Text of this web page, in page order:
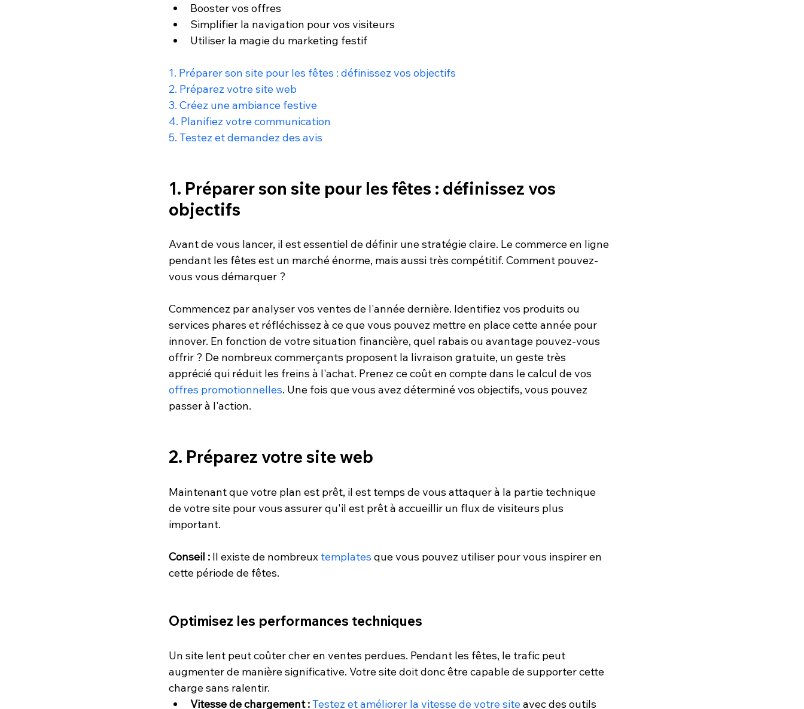
Booster vos offres
Simplifier la navigation pour vos visiteurs
Utiliser la magie du marketing festif
1. Préparer son site pour les fêtes : définissez vos objectifs
2. Préparez votre site web
3. Créez une ambiance festive
4. Planifiez votre communication
5. Testez et demandez des avis
1. Préparer son site pour les fêtes : définissez vos
objectifs
Avant de vous lancer, il est essentiel de définir une stratégie claire. Le commerce en ligne
pendant les fêtes est un marché énorme, mais aussi très compétitif. Comment pouvez-
vous vous démarquer ?
Commencez par analyser vos ventes de l'année dernière. Identifiez vos produits ou
services phares et réfléchissez à ce que vous pouvez mettre en place cette année pour
innover. En fonction de votre situation financière, quel rabais ou avantage pouvez-vous
offrir ? De nombreux commerçants proposent la livraison gratuite, un geste très
apprécié qui réduit les freins à l'achat. Prenez ce coût en compte dans le calcul de vos
offres promotionnelles. Une fois que vous avez déterminé vos objectifs, vous pouvez
passer à l'action.
2. Préparez votre site web
Maintenant que votre plan est prêt, il est temps de vous attaquer à la partie technique
de votre site pour vous assurer qu'il est prêt à accueillir un flux de visiteurs plus
important.
Conseil : Il existe de nombreux templates que vous pouvez utiliser pour vous inspirer en
cette période de fêtes.
Optimisez les performances techniques
Un site lent peut coûter cher en ventes perdues. Pendant les fêtes, le trafic peut
augmenter de manière significative. Votre site doit donc être capable de supporter cette
charge sans ralentir.
Vitesse de chargement :Testez et améliorer la vitesse de votre site avec des outils